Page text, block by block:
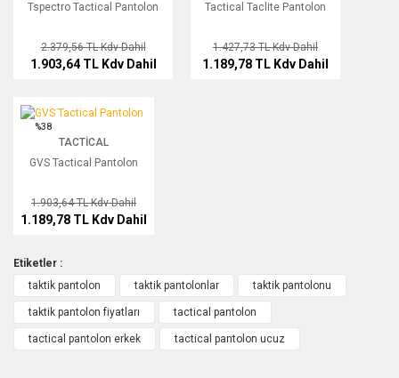
Tspectro Tactical Pantolon
2.379,56 TLKdv Dahil
1.903,64 TL Kdv Dahil
Tactical Taclite Pantolon
1.427,73 TLKdv Dahil
1.189,78 TL Kdv Dahil
GVS Tactical Pantolon
%38
TACTICAL
GVS Tactical Pantolon
1.903,64 TLKdv Dahil
1.189,78 TL Kdv Dahil
Etiketler :
taktik pantolon
taktik pantolonlar taktik pantolonu
taktik pantolon fiyatları tactical pantolon
tactical pantolon erkek tactical pantolon ucuz